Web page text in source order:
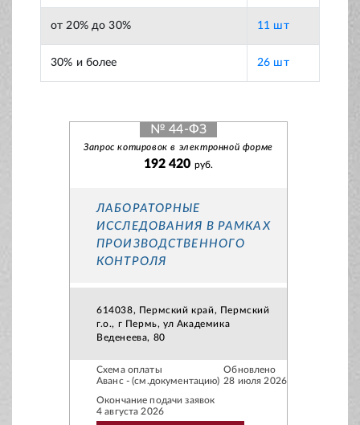
от 20% до 30% 11 шт
30% и более 26 шт
№ 44-ФЗ
Запрос котировок в электронной форме
192 420 руб.
ЛАБОРАТОРНЫЕ
ИССЛЕДОВАНИЯ В РАМКАХ
ПРОИЗВОДСТВЕННОГО
КОНТРОЛЯ
614038, Пермский край, Пермский
г.о., г Пермь, ул Академика
Веденеева, 80
Схема оплаты
Аванс - (см.документацию)
Обновлено
28 июля 2026
Окончание подачи заявок
4 августа 2026